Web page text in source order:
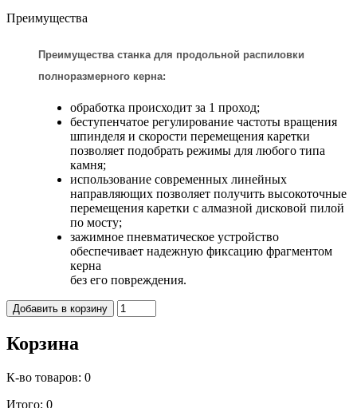
Преимущества
Преимущества станка для продольной распиловки
полноразмерного керна:
обработка происходит за 1 проход;
беступенчатое регулирование частоты вращения
шпинделя и скорости перемещения каретки
позволяет подобрать режимы для любого типа
камня;
использование современных линейных
направляющих позволяет получить высокоточные
перемещения каретки с алмазной дисковой пилой
по мосту;
зажимное пневматическое устройство
обеспечивает надежную фиксацию фрагментом
керна
без его повреждения.
Корзина
К-во товаров: 0
Итого: 0